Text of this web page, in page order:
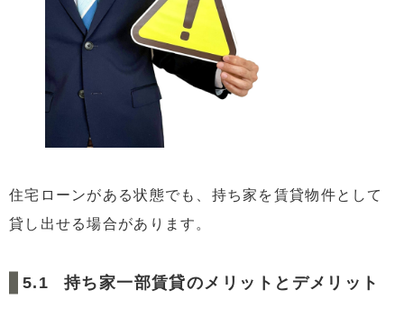
住宅ローンがある状態でも、持ち家を賃貸物件として
貸し出せる場合があります。
持ち家一部賃貸のメリットとデメリット